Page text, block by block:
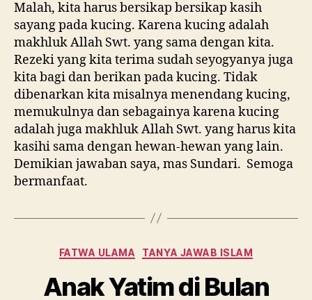
Malah, kita harus bersikap bersikap kasih
sayang pada kucing. Karena kucing adalah
makhluk Allah Swt. yang sama dengan kita.
Rezeki yang kita terima sudah seyogyanya juga
kita bagi dan berikan pada kucing. Tidak
dibenarkan kita misalnya menendang kucing,
memukulnya dan sebagainya karena kucing
adalah juga makhluk Allah Swt. yang harus kita
kasihi sama dengan hewan-hewan yang lain.
Demikian jawaban saya, mas Sundari. Semoga
bermanfaat.
Categories
FATWA ULAMA TANYA JAWAB ISLAM
Anak Yatim di Bulan